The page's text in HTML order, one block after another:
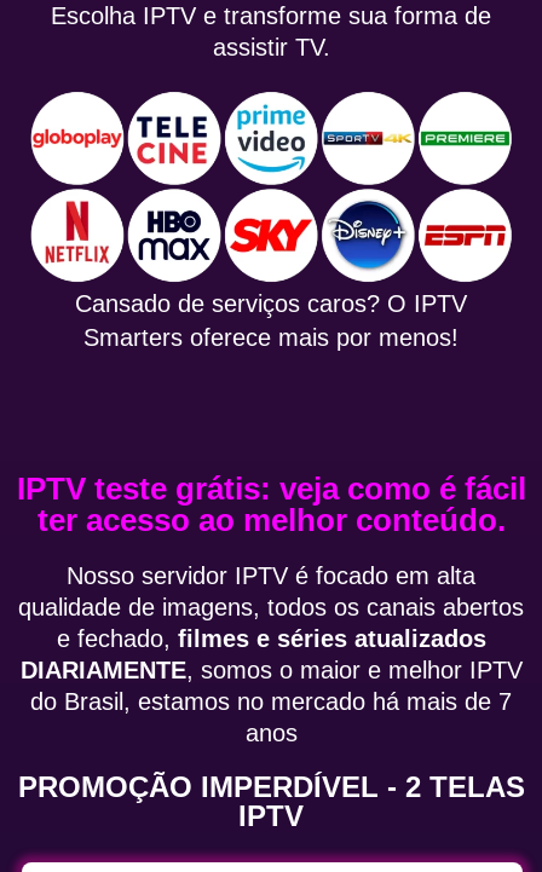
Escolha IPTV e transforme sua forma de
assistir TV.
Cansado de serviços caros? O IPTV
Smarters oferece mais por menos!
IPTV teste grátis: veja como é fácil
ter acesso ao melhor conteúdo.
Nosso servidor IPTV é focado em alta
qualidade de imagens, todos os canais abertos
e fechado, filmes e séries atualizados
DIARIAMENTE, somos o maior e melhor IPTV
do Brasil, estamos no mercado há mais de 7
anos
PROMOÇÃO IMPERDÍVEL - 2 TELAS
IPTV